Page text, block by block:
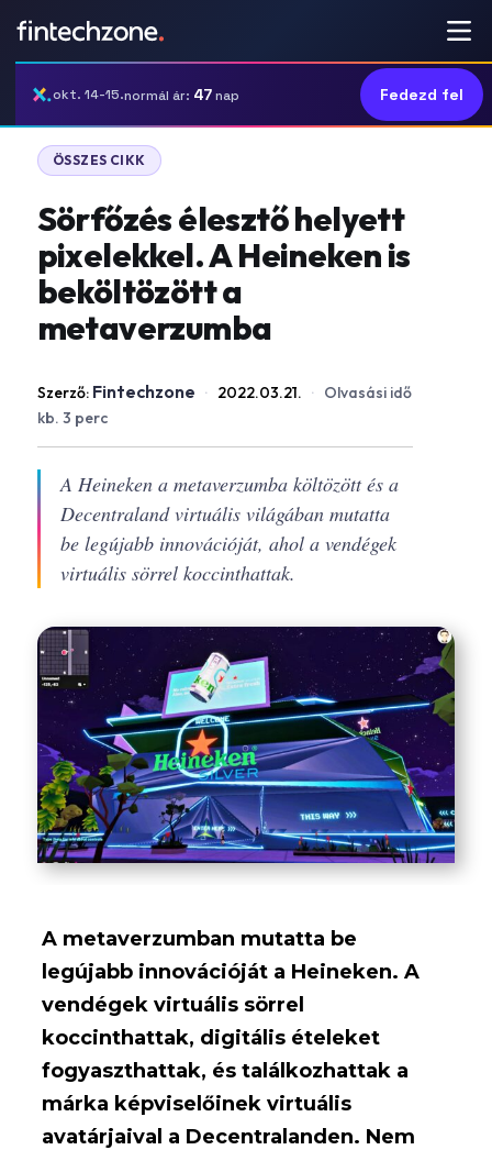
okt. 14-15.normál ár: 47nap Fedezd fel
ÖSSZES CIKK
Sörfőzés élesztő helyett
pixelekkel. A Heineken is
beköltözött a
metaverzumba
Szerző: Fintechzone · 2022.03.21. · Olvasási idő
kb. 3 perc
A Heineken a metaverzumba költözött és a
Decentraland virtuális világában mutatta
be legújabb innovációját, ahol a vendégek
virtuális sörrel koccinthattak.
A metaverzumban mutatta be
legújabb innovációját a Heineken. A
vendégek virtuális sörrel
koccinthattak, digitális ételeket
fogyaszthattak, és találkozhattak a
márka képviselőinek virtuális
avatárjaival a Decentralanden. Nem